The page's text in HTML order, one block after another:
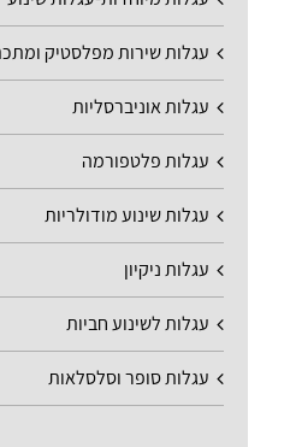
עגלות שירות מפלסטיק
עגלות אוניברסליות
עגלות פלטפורמה
עגלות שינוע מודולריות
עגלות ניקיון
עגלות לשינוע חביות
עגלות סופר וסלסלאות